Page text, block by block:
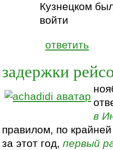
Кузнецком
войти
ответить
задержки
в
правилом, по
за этот год,первый